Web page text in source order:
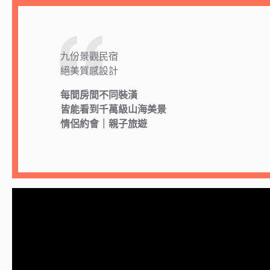
九份景觀民宿
絕美質感設計
每間房間不同裝潢
皆能看到千萬級山海美景
情侶約會｜親子旅遊